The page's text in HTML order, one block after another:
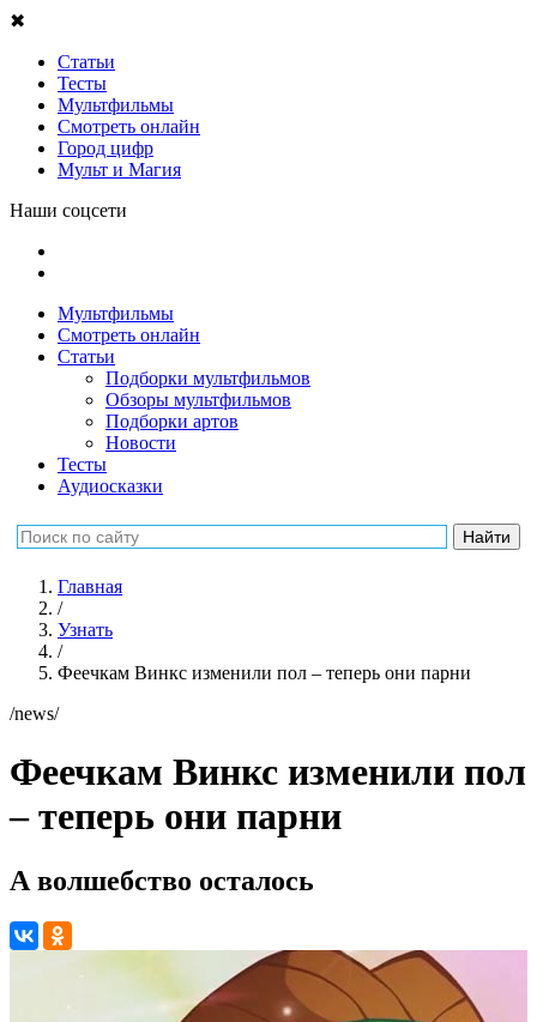
✖
Статьи
Тесты
Мультфильмы
Смотреть онлайн
Город цифр
Мульт и Магия
Наши соцсети
Мультфильмы
Смотреть онлайн
Статьи
Подборки мультфильмов
Обзоры мультфильмов
Подборки артов
Новости
Тесты
Аудиосказки
Главная
/
Узнать
/
Феечкам Винкс изменили пол – теперь они парни
/news/
Феечкам Винкс изменили пол
– теперь они парни
А волшебство осталось